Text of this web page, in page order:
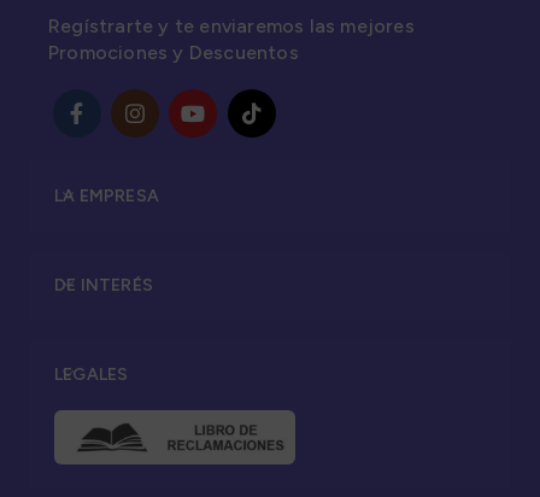
Regístrarte y te enviaremos las mejores
Promociones y Descuentos
LA EMPRESA
DE INTERÉS
LEGALES